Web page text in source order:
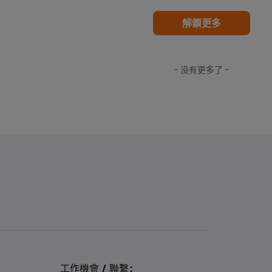
解鎖更多
- 没有更多了 -
工作機會 / 聯繫：